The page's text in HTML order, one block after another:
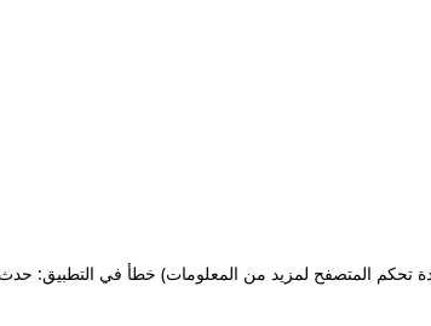
خطأ في التطبيق: حدث تحكم المتصفح لمزيد من المعلومات)